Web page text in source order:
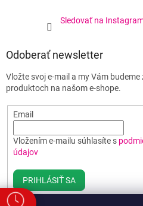
Sledovať na
Odoberať newsletter
Vložte svoj e-mail a my Vám
produktoch na našom e-shope.
Email
Vložením e-mailu súhlasíte s
údajov
PRIHLÁSIŤ SA